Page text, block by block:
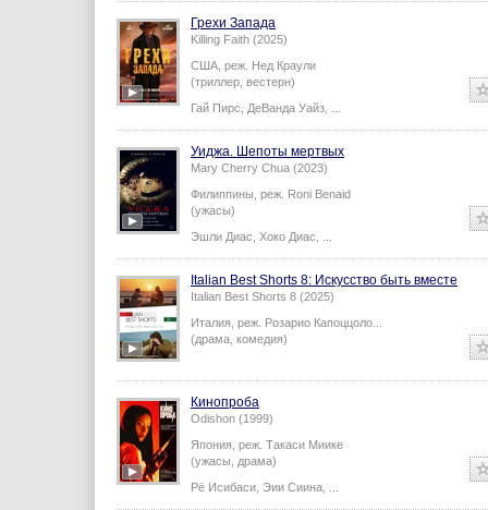
Грехи Запада
Killing Faith (2025)
США, реж. Нед Краули
(триллер, вестерн)
Гай Пирс
ДеВанда Уайз
Уиджа. Шепоты мертвых
Mary Cherry Chua (2023)
Филиппины, реж. Roni Benaid
(ужасы)
Эшли Диас Хоко Диас
Italian Best Shorts 8: Искусство быть вместе
Italian Best Shorts 8 (2025)
Италия, реж. Розарио Капоццоло
(драма, комедия)
Кинопроба
Odishon (1999)
Япония, реж. Такаси Миике
(ужасы, драма)
Рё Исибаси Эии Сиина